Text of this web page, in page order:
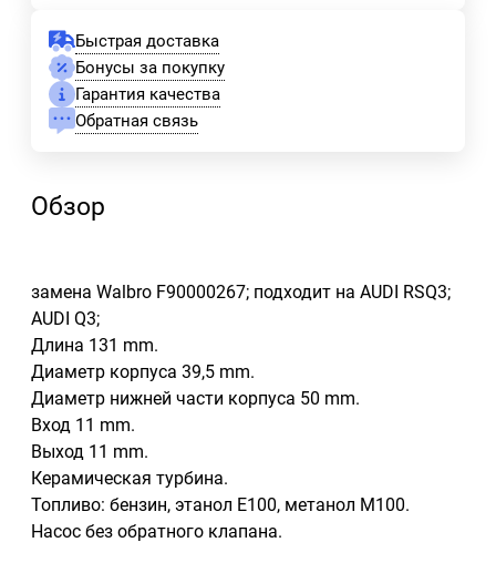
Быстрая доставка
Бонусы за покупку
Гарантия качества
Обратная связь
Обзор
замена Walbro F90000267; подходит на AUDI RSQ3;
AUDI Q3;
Длина 131 mm.
Диаметр корпуса 39,5 mm.
Диаметр нижней части корпуса 50 mm.
Вход 11 mm.
Выход 11 mm.
Керамическая турбина.
Топливо: бензин, этанол Е100, метанол М100.
Насос без обратного клапана.